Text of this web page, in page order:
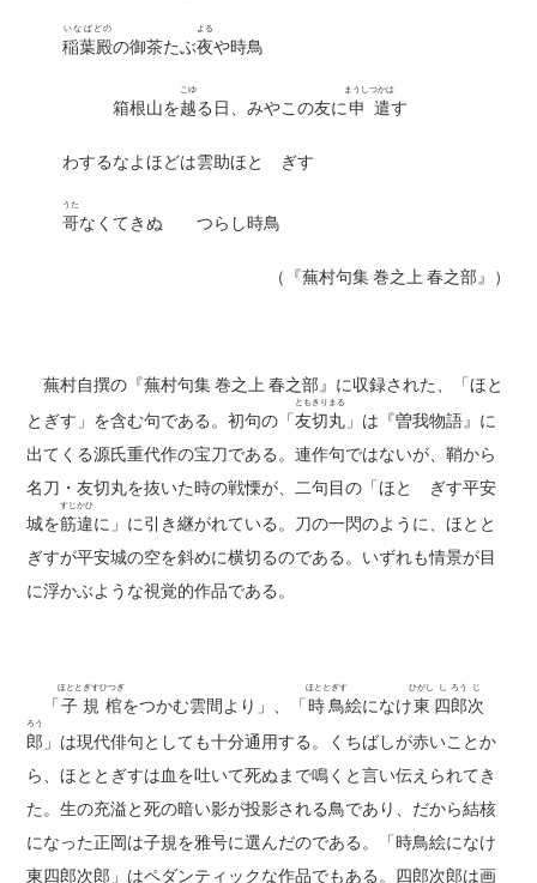
稲葉殿
いなばどの
の御茶たぶ夜
よる
や時鳥
箱根山を越
こゆ
る日、みやこの友に申遣
まうしつかは
す
わするなよほどは雲助ほとゝぎす
哥
うた
なくてきぬゞゝつらし時鳥
（『蕪村句集 巻之上 春之部』）
蕪村自撰の『蕪村句集 巻之上 春之部』に収録された、「ほと
とぎす」を含む句である。初句の「友
とも
切
きり
丸
まる
」は『曽我物語』に
出てくる源氏重代作の宝刀である。連作句ではないが、鞘から
名刀・友切丸を抜いた時の戦慄が、二句目の「ほとゝぎす平安
城を筋
すじ
違
かひ
に」に引き継がれている。刀の一閃のように、ほとと
ぎすが平安城の空を斜めに横切るのである。いずれも情景が目
に浮かぶような視覚的作品である。
「子規棺
ほととぎすひつぎ
をつかむ雲間より」、「時鳥
ほととぎす
絵になけ東
ひがし
四
し
郎
ろう
次
じ
郎
ろう
」は現代俳句としても十分通用する。くちばしが赤いことか
ら、ほととぎすは血を吐いて死ぬまで鳴くと言い伝えられてき
た。生の充溢と死の暗い影が投影される鳥であり、だから結核
になった正岡は子規を雅号に選んだのである。「時鳥絵になけ
東四郎次郎」はペダンティックな作品でもある。四郎次郎は画